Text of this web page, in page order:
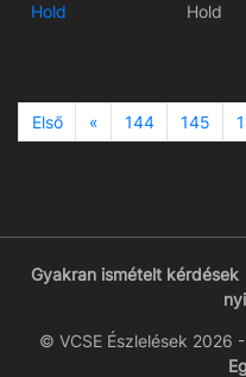
Hold Hold
Első «Previous
144 145
Gyakran ismételt kérdések
© VCSE Észlelések 2026